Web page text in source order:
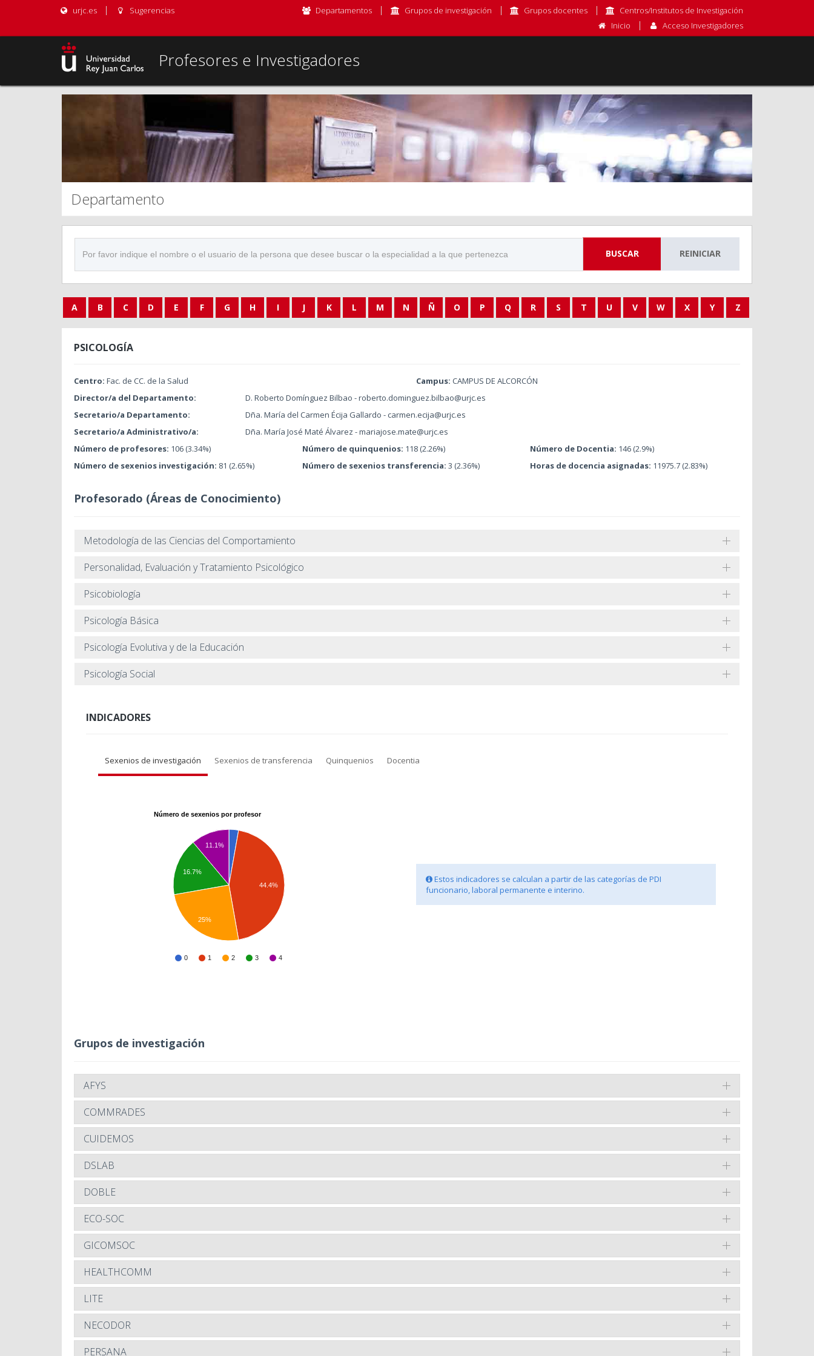
urjc.es Sugerencias Departamentos Grupos de investigación Grupos docentes
Centros/Institutos de Investigación
Inicio
Acceso Investigadores
Profesores e Investigadores
Departamento
BUSCAR REINICIAR
A B C D E F G H I J K L M N Ñ O P Q R S T U V W X Y Z
PSICOLOGÍA
Centro: Fac. de CC. de la Salud Campus: CAMPUS DE ALCORCÓN
Director/a del Departamento:
D. Roberto Domínguez Bilbao - roberto.dominguez.bilbao@urjc.es
Secretario/a Departamento:
Dña. María del Carmen Écija Gallardo - carmen.ecija@urjc.es
Secretario/a Administrativo/a:
Dña. María José Maté Álvarez - mariajose.mate@urjc.es
Número de profesores: 106 (3.34%) Número de quinquenios: 118 (2.26%) Número de Docentia: 146 (2.9%)
Número de sexenios investigación: 81 (2.65%) Número de sexenios transferencia: 3 (2.36%) Horas de docencia asignadas: 11975.7 (2.83%)
Profesorado (Áreas de Conocimiento)
Metodología de las Ciencias del Comportamiento
Personalidad, Evaluación y Tratamiento Psicológico
Psicobiología
Psicología Básica
Psicología Evolutiva y de la Educación
Psicología Social
INDICADORES
Sexenios de investigación Sexenios de transferencia Quinquenios Docentia
Número de sexenios por profesor
0 1 2 3 4
44.4%
11.1%
16.7%
25%
Estos indicadores se calculan a partir de las categorías de PDI
funcionario, laboral permanente e interino.
Grupos de investigación
AFYS
COMMRADES
CUIDEMOS
DSLAB
DOBLE
ECO-SOC
GICOMSOC
HEALTHCOMM
LITE
NECODOR
PERSANA